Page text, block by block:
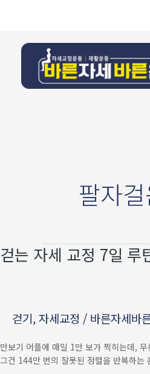
팔자
걷는 자세 교정 7일 루
걷기, 자세교정 / 바른자세바
만보기 어플에 매일 1만 보가 찍히는데,
그건 144만 번의 잘못된 정렬을 반복하
걷는
자세
·
요추